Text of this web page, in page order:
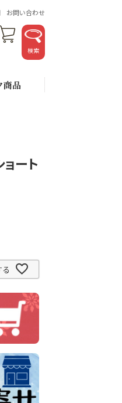
お問い合わせ
検索
商品
ート